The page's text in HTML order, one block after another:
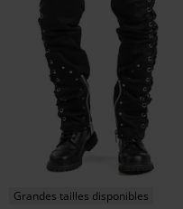
Grandes tailles disponibles